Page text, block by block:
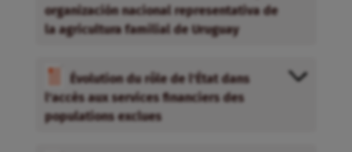
organización nacional representativa de
la agricultura familial de Uruguay
Évolution du rôle de l'État dans
l'accès aux services financiers des
populations exclues